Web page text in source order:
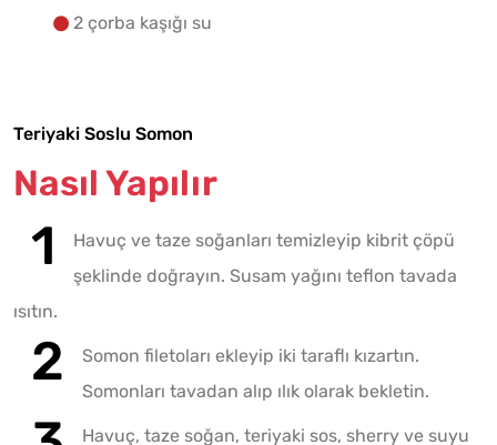
2 çorba kaşığı su
Teriyaki Soslu Somon
Nasıl Yapılır
Havuç ve taze soğanları temizleyip kibrit çöpü
şeklinde doğrayın. Susam yağını teflon tavada
ısıtın.
Somon filetoları ekleyip iki taraflı kızartın.
Somonları tavadan alıp ılık olarak bekletin.
Havuç, taze soğan, teriyaki sos, sherry ve suyu